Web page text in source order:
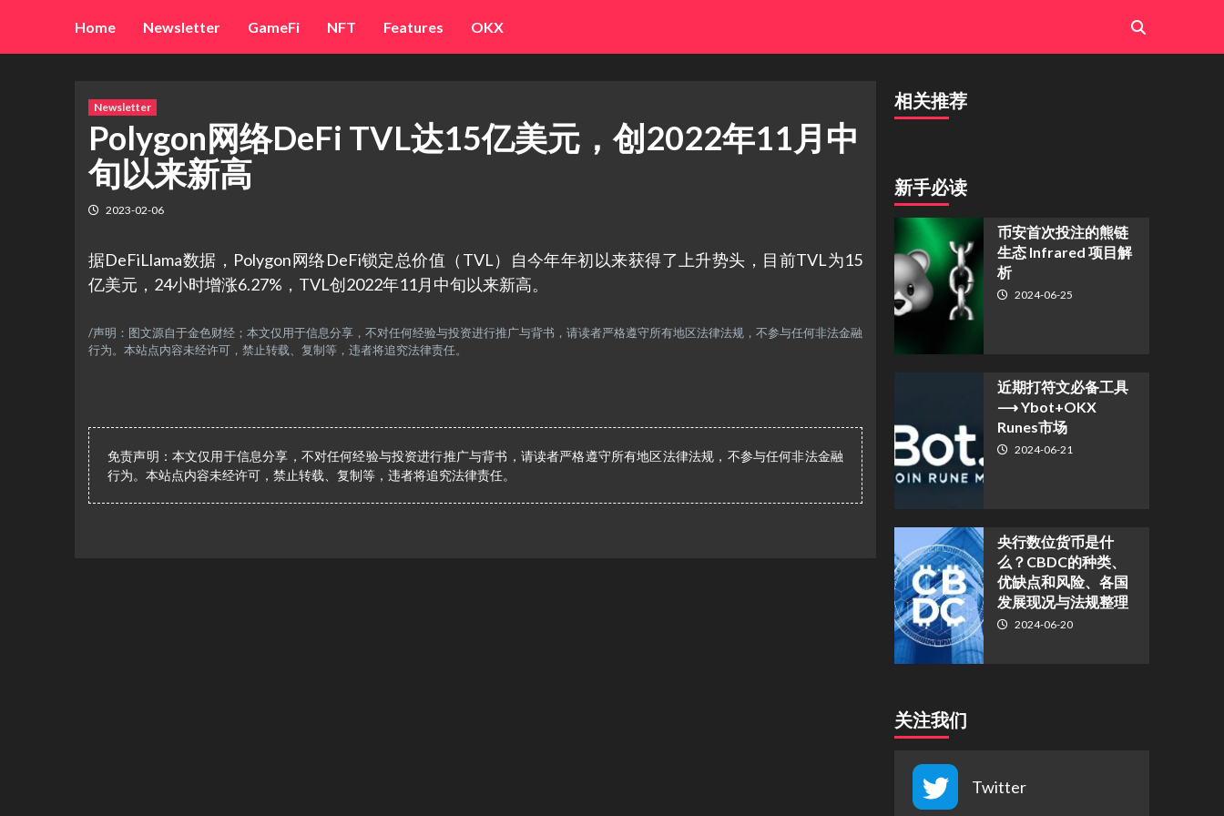
content
Home Newsletter GameFi NFT Features OKX
Newsletter
Polygon网络DeFi TVL达15亿美元，创2022年11月中
旬以来新高
2023-02-06
据DeFiLlama数据，Polygon网络DeFi锁定总价值（TVL）自今年年初以来获得了上升势头，目前TVL为15
亿美元，24小时增涨6.27%，TVL创2022年11月中旬以来新高。
/声明：图文源自于金色财经；本文仅用于信息分享，不对任何经验与投资进行推广与背书，请读者严格遵守所有地区法律法规，不参与任何非法金融
行为。本站点内容未经许可，禁止转载、复制等，违者将追究法律责任。
免责声明：本文仅用于信息分享，不对任何经验与投资进行推广与背书，请读者严格遵守所有地区法律法规，不参与任何非法金融
行为。本站点内容未经许可，禁止转载、复制等，违者将追究法律责任。
相关推荐
新手必读
币安首次投注的熊链
生态 Infrared 项目解
析
2024-06-25
近期打符文必备工具
⟶ Ybot+OKX
Runes市场
2024-06-21
央行数位货币是什
么？CBDC的种类、
优缺点和风险、各国
发展现况与法规整理
2024-06-20
关注我们
Twitter